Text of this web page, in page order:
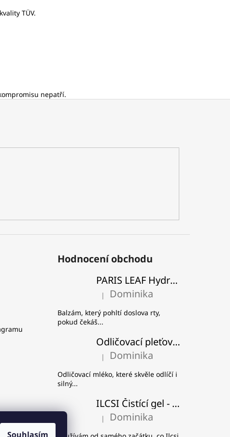
Souhlasím
TÜV.
nepatří.
Hodnocení obchodu
PARIS LEAF Hydratační a zpevňující balzám na rty
Hodnocení produktu je 5 z 5 hvězdiček.
| Dominika
Balzám, který pohltí doslova rty,
pokud čekáš...
Odličovací pleťové mléko - Višeň a švestka
Hodnocení produktu je 5 z 5 hvězdiček.
| Dominika
Odličovací mléko, které skvěle odlíčí i
silný...
ILCSI Čistící gel - Mydlice lékařská
Hodnocení produktu je 5 z 5 hvězdiček.
| Dominika